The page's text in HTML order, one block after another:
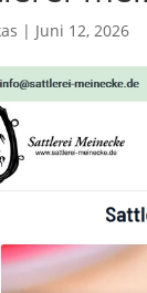
| Juni 12, 2026